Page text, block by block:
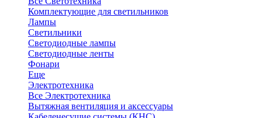
Комплектующие для светильников
Лампы
Светильники
Светодиодные лампы
Светодиодные ленты
Фонари
Еще
Электротехника
Все Электротехника
Вытяжная вентиляция и аксессуары